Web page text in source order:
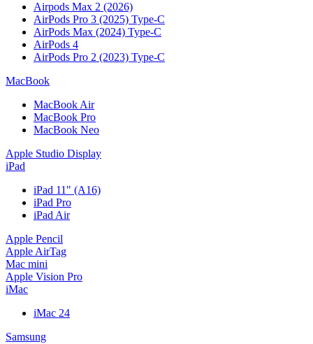
Airpods Max 2 (2026)
AirPods Pro 3 (2025) Type-C
AirPods Max (2024) Type-C
AirPods 4
AirPods Pro 2 (2023) Type-C
MacBook
MacBook Air
MacBook Pro
MacBook Neo
Apple Studio Display
iPad
iPad 11" (A16)
iPad Pro
iPad Air
Apple Pencil
Apple AirTag
Mac mini
Apple Vision Pro
iMac
iMac 24
Samsung